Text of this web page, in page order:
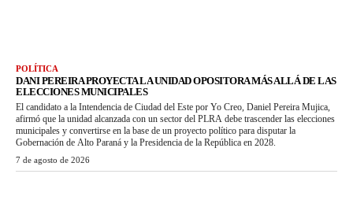
POLÍTICA
DANI PEREIRA PROYECTA LA UNIDAD OPOSITORA MÁS ALLÁ DE LAS
ELECCIONES MUNICIPALES
El candidato a la Intendencia de Ciudad del Este por Yo Creo, Daniel Pereira Mujica,
afirmó que la unidad alcanzada con un sector del PLRA debe trascender las elecciones
municipales y convertirse en la base de un proyecto político para disputar la
Gobernación de Alto Paraná y la Presidencia de la República en 2028.
7 de agosto de 2026